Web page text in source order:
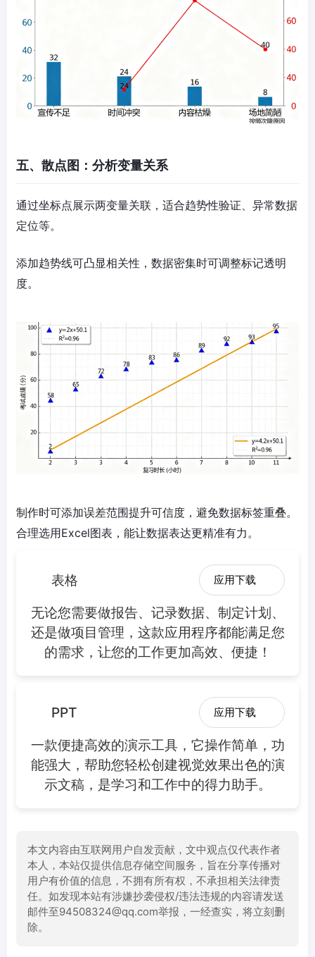
五、散点图：分析变量关系
通过坐标点展示两变量关联，适合趋势性验证、异常数据
定位等。
添加趋势线可凸显相关性，数据密集时可调整标记透明
度。
制作时可添加误差范围提升可信度，避免数据标签重叠。
合理选用Excel图表，能让数据表达更精准有力。
表格 应用下载
无论您需要做报告、记录数据、制定计划、
还是做项目管理，这款应用程序都能满足您
的需求，让您的工作更加高效、便捷！
PPT 应用下载
一款便捷高效的演示工具，它操作简单，功
能强大，帮助您轻松创建视觉效果出色的演
示文稿，是学习和工作中的得力助手。
本文内容由互联网用户自发贡献，文中观点仅代表作者
本人，本站仅提供信息存储空间服务，旨在分享传播对
用户有价值的信息，不拥有所有权，不承担相关法律责
任。如发现本站有涉嫌抄袭侵权/违法违规的内容请发送
邮件至94508324@qq.com举报，一经查实，将立刻删
除。